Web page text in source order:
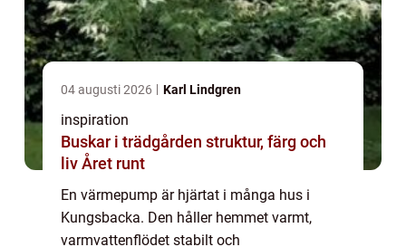
04 augusti 2026 Karl Lindgren
inspiration
Buskar i trädgården struktur, färg och
liv Året runt
En värmepump är hjärtat i många hus i
Kungsbacka. Den håller hemmet varmt,
varmvattenflödet stabilt och